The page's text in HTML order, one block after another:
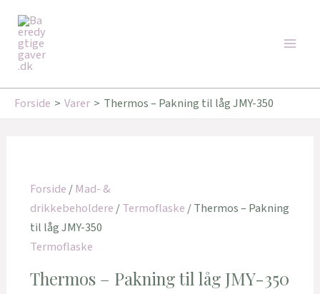
indholdet
Forside Varer Thermos – Pakning til låg JMY-350
Tilbud!
Forside/Mad- &
drikkebeholdere/Termoflaske/ Thermos – Pakning
til låg JMY-350
Termoflaske
Thermos – Pakning til låg JMY-350
34,95 kr..29,95 kr..
Tilbud!
Tilbud!
259,95 kr..183,00 kr..
Tilbud!
Tilbud!
249,95 kr..221,00 kr..
Tilbud!
Tilbud!
199,00 kr..159,20 kr..